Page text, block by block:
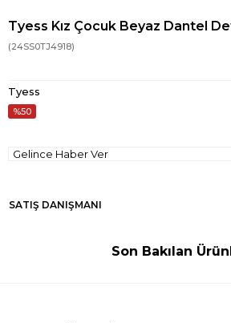
Tyess Kız Çocuk Beyaz Dantel
(24SS0TJ4918)
Tyess
50
Gelince Haber Ver
SATIŞ DANIŞMANI
Son Bakılan